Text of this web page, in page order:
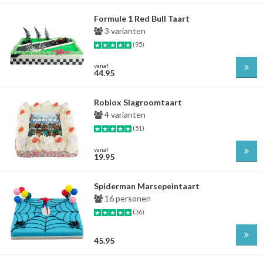
Formule 1 Red Bull Taart
3 varianten
(95)
vanaf
44.95
Roblox Slagroomtaart
4 varianten
(51)
vanaf
19.95
Spiderman Marsepeintaart
16 personen
(36)
45.95